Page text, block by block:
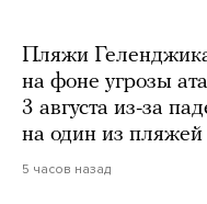
Пляжи
на фоне угрозы
3 августа из-за
на один из пляжей
5 часов назад